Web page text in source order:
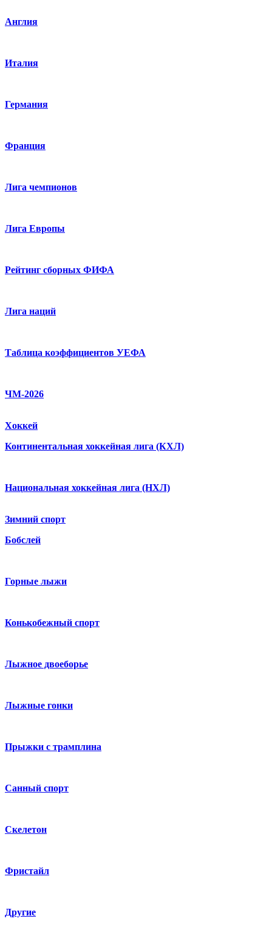
Англия
Италия
Германия
Франция
Лига чемпионов
Лига Европы
Рейтинг сборных ФИФА
Лига наций
Таблица коэффициентов УЕФА
ЧМ-2026
Хоккей
Континентальная хоккейная лига (КХЛ)
Национальная хоккейная лига (НХЛ)
Зимний спорт
Бобслей
Горные лыжи
Конькобежный спорт
Лыжное двоеборье
Лыжные гонки
Прыжки с трамплина
Санный спорт
Скелетон
Фристайл
Другие